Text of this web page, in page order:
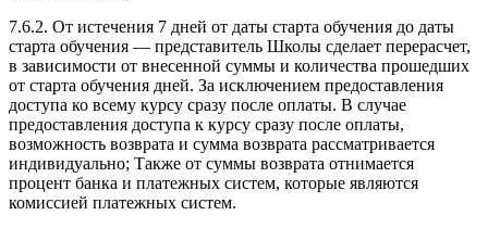
7.6.2. От истечения 7 дней от даты старта обучения до даты
старта обучения — представитель Школы сделает перерасчет,
в зависимости от внесенной суммы и количества прошедших
от старта обучения дней. За исключением предоставления
доступа ко всему курсу сразу после оплаты. В случае
предоставления доступа к курсу сразу после оплаты,
возможность возврата и сумма возврата рассматривается
индивидуально; Также от суммы возврата отнимается
процент банка и платежных систем, которые являются
комиссией платежных систем.